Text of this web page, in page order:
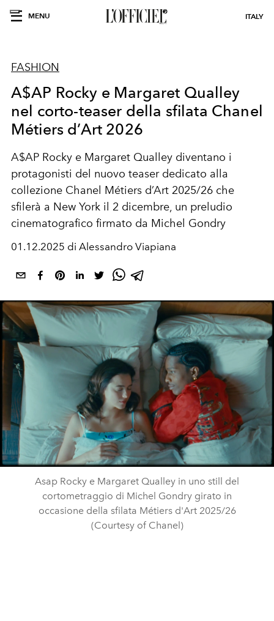
MENU ITALY
FASHION
A$AP Rocky e Margaret Qualley
nel corto-teaser della sfilata Chanel
Métiers d’Art 2026
A$AP Rocky e Margaret Qualley diventano i
protagonisti del nuovo teaser dedicato alla
collezione Chanel Métiers d’Art 2025/26 che
sfilerà a New York il 2 dicembre, un preludio
cinematografico firmato da Michel Gondry
01.12.2025 di Alessandro Viapiana
Asap Rocky e Margaret Qualley in uno still del
cortometraggio di Michel Gondry girato in
occasione della sfilata Métiers d'Art 2025/26
(Courtesy of Chanel)